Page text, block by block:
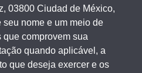
03800 Ciudad de México,
nome e um meio de
que comprovem sua
quando aplicável, a
que deseja exercer e os